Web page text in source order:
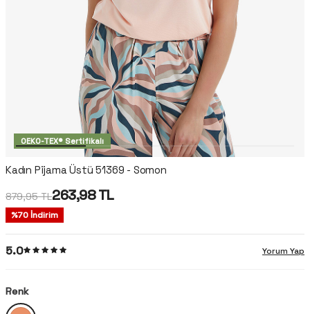
OEKO-TEX® Sertifikalı
Kadın Pijama Üstü 51369 - Somon
879,95TL263,98TL
%70İndirim
5.0 Yorum Yap
Renk